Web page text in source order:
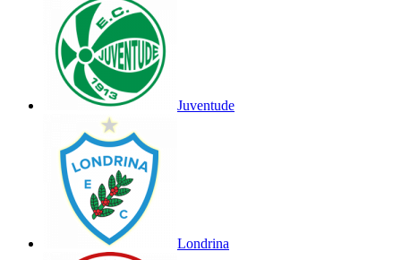
Juventude
Londrina